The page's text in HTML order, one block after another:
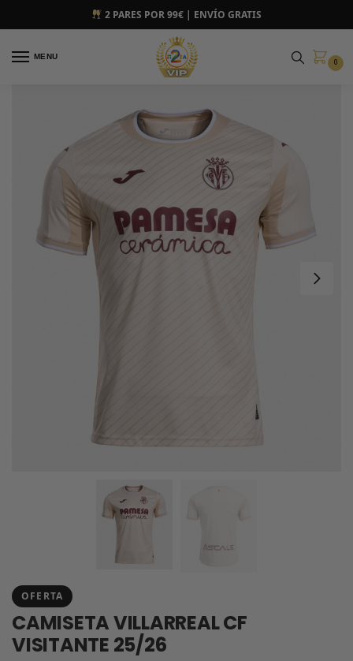
2 PARES POR 99€ | ENVÍO GRATIS
MENU
0
OFERTA
CAMISETA VILLARREAL CF
VISITANTE 25/26